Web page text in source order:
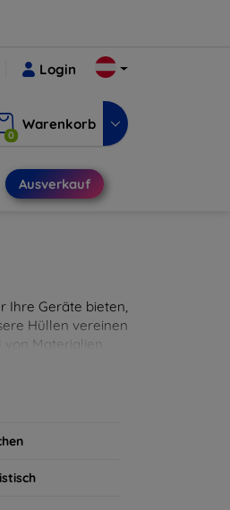
Login
0
Warenkorb
Ausverkauf
Ihre Geräte bieten,
Hüllen vereinen
von Materialien